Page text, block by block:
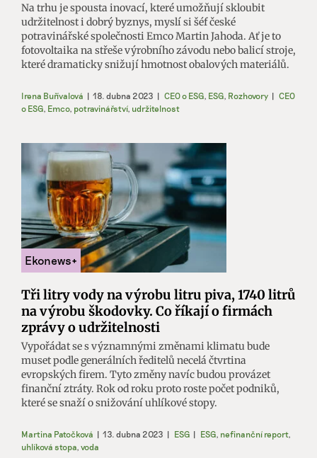
Na trhu je spousta inovací, které umožňují skloubit
udržitelnost i dobrý byznys, myslí si šéf české
potravinářské společnosti Emco Martin Jahoda. Ať je to
fotovoltaika na střeše výrobního závodu nebo balicí stroje,
které dramaticky snižují hmotnost obalových materiálů.
Irena Buřívalová | 18. dubna 2023 | CEO o ESG, ESG, Rozhovory | CEO
o ESG, Emco, potravinářství, udržitelnost
Tři litry vody na výrobu litru piva, 1740 litrů
na výrobu škodovky. Co říkají o firmách
zprávy o udržitelnosti
Vypořádat se s významnými změnami klimatu bude
muset podle generálních ředitelů necelá čtvrtina
evropských firem. Tyto změny navíc budou provázet
finanční ztráty. Rok od roku proto roste počet podniků,
které se snaží o snižování uhlíkové stopy.
Martina Patočková | 13. dubna 2023 | ESG | ESG, nefinanční report,
uhlíková stopa, voda